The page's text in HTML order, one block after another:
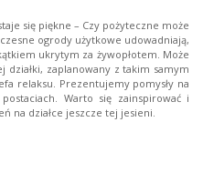
się piękne – Czy pożyteczne może
ogrody użytkowe udowadniają,
ukrytym za żywopłotem. Może
zaplanowany z takim samym
relaksu. Prezentujemy pomysły na
Warto się zainspirować i
na działce jeszcze tej jesieni.